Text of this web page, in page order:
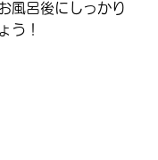
風呂後にしっかり
う！